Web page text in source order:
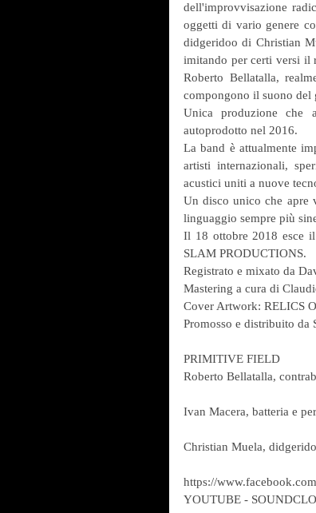
dell'improvvisazione
oggetti di vario genere
didgeridoo di Christian
imitando per certi versi il
Roberto Bellatalla,
compongono il suono del
Unica produzione che
autoprodotto nel 2016.
La band è attualmente
artisti internazionali,
acustici uniti a nuove
Un disco unico che apre
linguaggio sempre più
Il 18 ottobre 2018 esce
SLAM PRODUCTIONS.
Registrato e mixato da
Mastering a cura di
Cover Artwork: RELICS
Promosso e distribuito
PRIMITIVE FIELD
Roberto Bellatalla,
Ivan Macera, batteria e
Christian Muela,
https://
YOUTUBE -